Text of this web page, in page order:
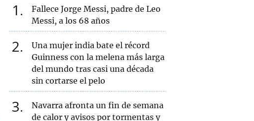
1
Fallece Jorge Messi, padre de Leo
Messi, a los 68 años
2
Una mujer india bate el récord
Guinness con la melena más larga
del mundo tras casi una década
sin cortarse el pelo
3
Navarra afronta un fin de semana
de calor y avisos por tormentas y